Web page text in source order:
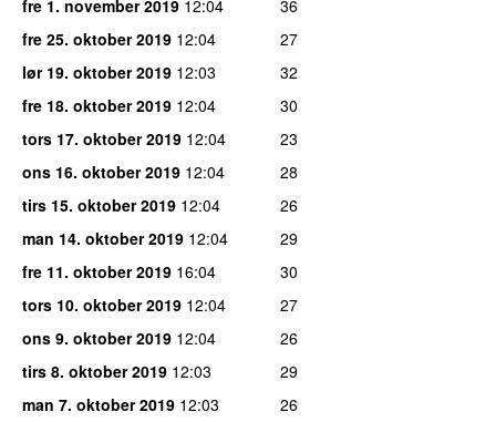
fre 1. november 2019 12:04
36
fre 25. oktober 2019 12:04
27
lør 19. oktober 2019 12:03
32
fre 18. oktober 2019 12:04
30
tors 17. oktober 2019 12:04
23
ons 16. oktober 2019 12:04
28
tirs 15. oktober 2019 12:04
26
man 14. oktober 2019 12:04
29
fre 11. oktober 2019 16:04
30
tors 10. oktober 2019 12:04
27
ons 9. oktober 2019 12:04
26
tirs 8. oktober 2019 12:03
29
man 7. oktober 2019 12:03
26